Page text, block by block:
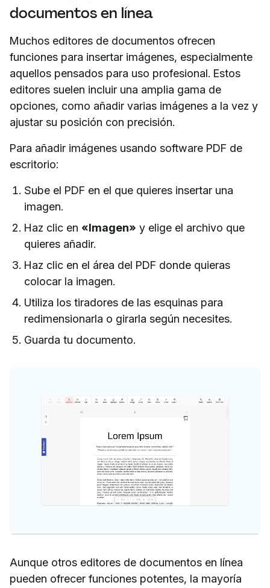
documentos en línea
Muchos editores de documentos ofrecen
funciones para insertar imágenes, especialmente
aquellos pensados para uso profesional. Estos
editores suelen incluir una amplia gama de
opciones, como añadir varias imágenes a la vez y
ajustar su posición con precisión.
Para añadir imágenes usando software PDF de
escritorio:
Sube el PDF en el que quieres insertar una
imagen.
Haz clic en «Imagen» y elige el archivo que
quieres añadir.
Haz clic en el área del PDF donde quieras
colocar la imagen.
Utiliza los tiradores de las esquinas para
redimensionarla o girarla según necesites.
Guarda tu documento.
Aunque otros editores de documentos en línea
pueden ofrecer funciones potentes, la mayoría